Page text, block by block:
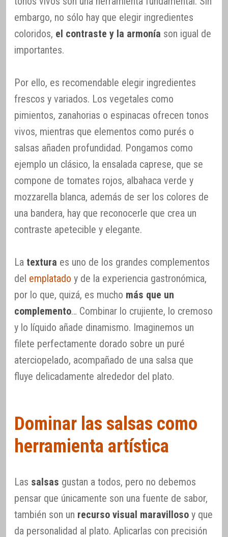
embargo, no sólo hay que elegir ingredientes
coloridos, el contraste y la armonía son igual de
importantes.
Por ello, es recomendable elegir ingredientes
frescos y variados. Los vegetales como
pimientos, zanahorias o espinacas ofrecen tonos
vivos, mientras que elementos como purés o
salsas añaden profundidad. Pongamos como
ejemplo un clásico, la ensalada caprese, que se
compone de tomates rojos, albahaca verde y
mozzarella blanca, además de ser los colores de
una bandera, hay que reconocerle que crea un
contraste apetecible y elegante.
La textura es uno de los grandes complementos
del emplatado y de la experiencia gastronómica,
por lo que, quizá, es mucho más que un
complemento… Combinar lo crujiente, lo cremoso
y lo líquido añade dinamismo. Imaginemos un
filete perfectamente dorado sobre un puré
aterciopelado, acompañado de una salsa que
fluye delicadamente alrededor del plato.
Dominar las salsas como
herramienta artística
Las salsas gustan a todos, pero no debemos
pensar que únicamente son una fuente de sabor,
también son un recurso visual maravilloso y que
da personalidad al plato. Aplicarlas con precisión